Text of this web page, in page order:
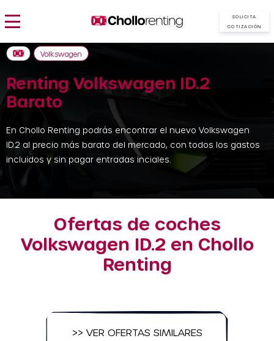
SOLICITA
COTIZACIÓN
Renting Volkswagen ID.2
Barato
En Chollo Renting podrás encontrar el nuevo Volkswagen
ID.2 al precio más barato del mercado, con todos los gastos
incluidos y sin pagar entradas inciales.
Volkswagen
Ofertas de coches
Volkswagen ID.2 en Chollo
Renting
>> VER OFERTAS SIMILARES